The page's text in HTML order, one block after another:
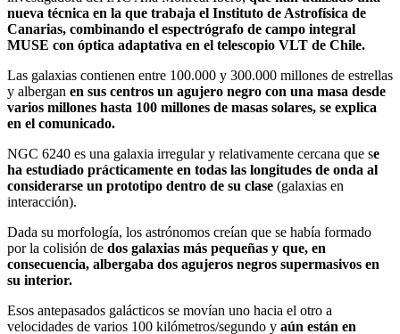
nueva técnica en la que trabaja el Instituto de Astrofísica de
Canarias, combinando el espectrógrafo de campo integral
MUSE con óptica adaptativa en el telescopio VLT de Chile.
Las galaxias contienen entre 100.000 y 300.000 millones de estrellas
y albergan en sus centros un agujero negro con una masa desde
varios millones hasta 100 millones de masas solares, se explica
en el comunicado.
NGC 6240 es una galaxia irregular y relativamente cercana que se
ha estudiado prácticamente en todas las longitudes de onda al
considerarse un prototipo dentro de su clase (galaxias en
interacción).
Dada su morfología, los astrónomos creían que se había formado
por la colisión de dos galaxias más pequeñas y que, en
consecuencia, albergaba dos agujeros negros supermasivos en
su interior.
Esos antepasados galácticos se movían uno hacia el otro a
velocidades de varios 100 kilómetros/segundo y aún están en